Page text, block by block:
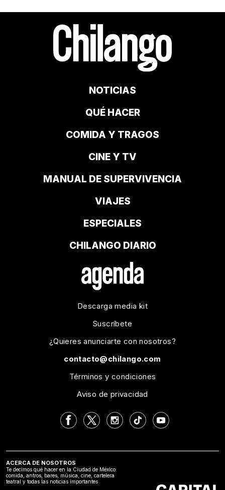
NOTICIAS
QUÉ HACER
COMIDA Y TRAGOS
CINE Y TV
MANUAL DE SUPERVIVENCIA
VIAJES
ESPECIALES
CHILANGO DIARIO
Descarga media kit
Suscríbete
¿Quieres anunciarte con nosotros?
contacto@chilango.com
Términos y condiciones
Aviso de privacidad
ACERCA DE NOSOTROS
Te decimos qué hacer en la Ciudad de México:
comida, antros, bares, música, cine, cartelera
teatral y todas las noticias importantes